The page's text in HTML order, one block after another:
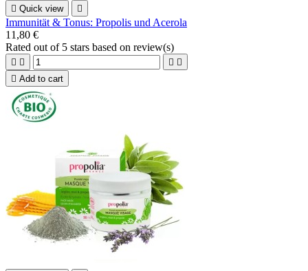
 Quick view 
Immunität & Tonus: Propolis und Acerola
11,80 €
Rated out of 5 stars based on review(s)
   
 Add to cart